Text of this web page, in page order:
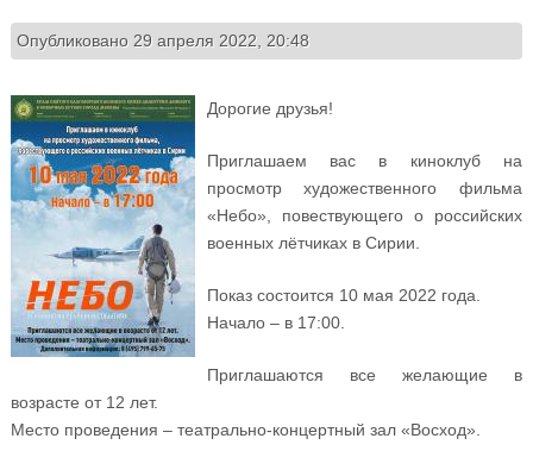
Опубликовано 29 апреля 2022, 20:48
Дорогие друзья!
Приглашаем вас в киноклуб на
просмотр художественного фильма
«Небо», повествующего о российских
военных лётчиках в Сирии.
Показ состоится 10 мая 2022 года.
Начало – в 17:00.
Приглашаются все желающие в
возрасте от 12 лет.
Место проведения – театрально-концертный зал «Восход».